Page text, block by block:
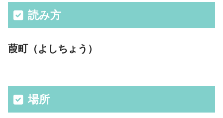
読み方
葭町（よしちょう）
場所